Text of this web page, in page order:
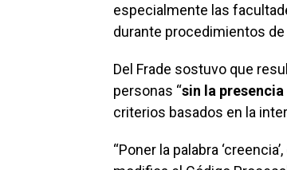
especialmente las
durante procedimientos
Del Frade sostuvo que
personas “sin la presencia
criterios basados en la
“Poner la palabra